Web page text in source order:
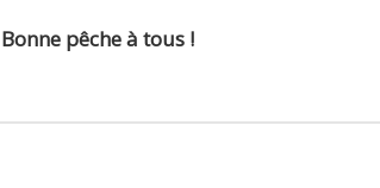
Bonne pêche à tous !